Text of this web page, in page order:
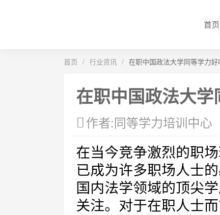
首页
首页 / 行业资讯 / 在职中国政法大学同等学力好
在职中国政法大
作者:同等学力培训中心
在当今竞争激烈的职
已成为许多职场人士
国内法学领域的顶尖
关注。对于在职人士